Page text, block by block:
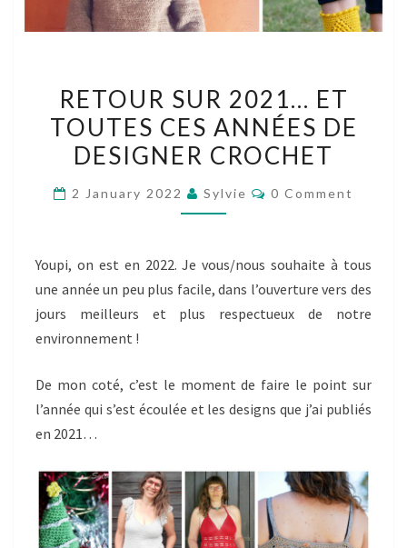
SUR
2021…
ET
CES
DESIGNER
CROCHET
RETOUR SUR 2021… ET
TOUTES CES ANNÉES DE
DESIGNER CROCHET
2 January 2022 Sylvie Comments
0 Comment
Youpi, on est en 2022. Je vous/nous souhaite à tous
une année un peu plus facile, dans l’ouverture vers des
jours meilleurs et plus respectueux de notre
environnement !
De mon coté, c’est le moment de faire le point sur
l’année qui s’est écoulée et les designs que j’ai publiés
en 2021…